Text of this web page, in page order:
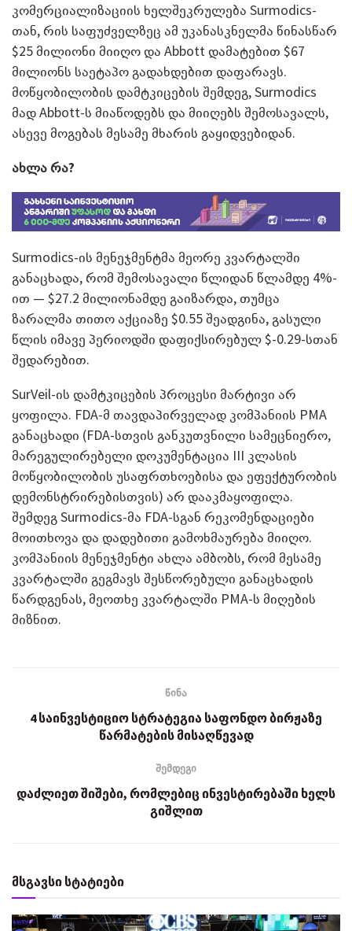
კომერციალიზაციის ხელშეკრულება Surmodics-
თან, რის საფუძველზეც ამ უკანასკნელმა წინასწარ
$25 მილიონი მიიღო და Abbott დამატებით $67
მილიონს საეტაპო გადახდებით დაფარავს.
მოწყობილობის დამტკიცების შემდეგ, Surmodics
მად Abbott-ს მიაწოდებს და მიიღებს შემოსავალს,
ასევე მოგებას მესამე მხარის გაყიდვებიდან.
ახლა რა?
Surmodics-ის მენეჯმენტმა მეორე კვარტალში
განაცხადა, რომ შემოსავალი წლიდან წლამდე 4%-
ით — $27.2 მილიონამდე გაიზარდა, თუმცა
ზარალმა თითო აქციაზე $0.55 შეადგინა, გასული
წლის იმავე პერიოდში დაფიქსირებულ $-0.29-სთან
შედარებით.
SurVeil-ის დამტკიცების პროცესი მარტივი არ
ყოფილა. FDA-მ თავდაპირველად კომპანიის PMA
განაცხადი (FDA-სთვის განკუთვნილი სამეცნიერო,
მარეგულირებელი დოკუმენტაცია III კლასის
მოწყობილობის უსაფრთხოებისა და ეფექტურობის
დემონსტრირებისთვის) არ დააკმაყოფილა.
შემდეგ Surmodics-მა FDA-სგან რეკომენდაციები
მოითხოვა და დადებითი გამოხმაურება მიიღო.
კომპანიის მენეჯმენტი ახლა ამბობს, რომ მესამე
კვარტალში გეგმავს შესწორებული განაცხადის
წარდგენას, მეოთხე კვარტალში PMA-ს მიღების
მიზნით.
წინა
4 საინვესტიციო სტრატეგია საფონდო ბირჟაზე
წარმატების მისაღწევად
შემდეგი
დაძლიეთ შიშები, რომლებიც ინვესტირებაში ხელს
გიშლით
მსგავსი სტატიები